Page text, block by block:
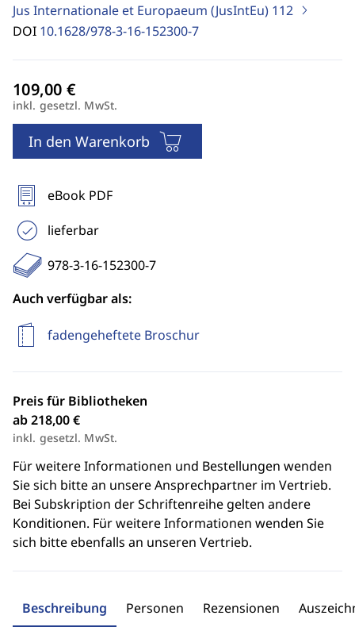
Jus Internationale et Europaeum (JusIntEu) 112
DOI 10.1628/978-3-16-152300-7
inkl. gesetzl. MwSt.
In den Warenkorb
eBook PDF
lieferbar
978-3-16-152300-7
Auch verfügbar als:
fadengeheftete Broschur
Preis für Bibliotheken
ab 218,00 €
inkl. gesetzl. MwSt.
Für weitere Informationen und Bestellungen wenden
Sie sich bitte an unsere Ansprechpartner im Vertrieb.
Bei Subskription der Schriftenreihe gelten andere
Konditionen. Für weitere Informationen wenden Sie
sich bitte ebenfalls an unseren Vertrieb.
Beschreibung Personen Rezensionen